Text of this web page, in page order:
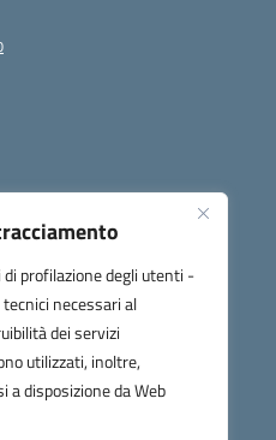
profilazione degli utenti -
necessari al
dei servizi
utilizzati, inoltre,
disposizione da Web